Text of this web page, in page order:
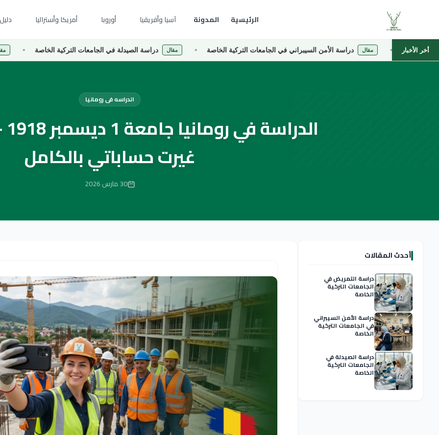
الرئيسية المدونة آسيا وأفريقيا أوروبا أمريكا وأستراليا
أخر الأخبارمقال دراسة الأمن السيبراني في الجامعات التركية الخاصة مقال دراسة الصيدلة في الجامعات التركية الخاصة مقال دراسة
الدراسه فى رومانيا
غيرت حساباتي بالكامل
30 مارس 2026
أحدث المقالات
دراسة التمريض في
الجامعات التركية
الخاصة
دراسة الأمن السيبراني
في الجامعات التركية
الخاصة
دراسة الصيدلة في
الجامعات التركية
الخاصة